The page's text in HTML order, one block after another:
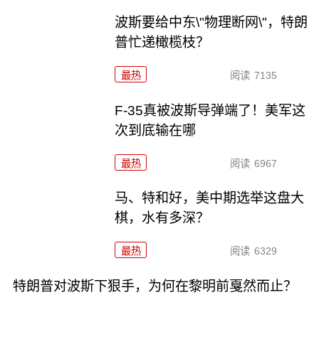
波斯要给中东\"物理断网\"，特朗
普忙递橄榄枝？
最热 阅读 7135
F-35真被波斯导弹端了！美军这
次到底输在哪
最热 阅读 6967
马、特和好，美中期选举这盘大
棋，水有多深？
最热 阅读 6329
特朗普对波斯下狠手，为何在黎明前戛然而止？